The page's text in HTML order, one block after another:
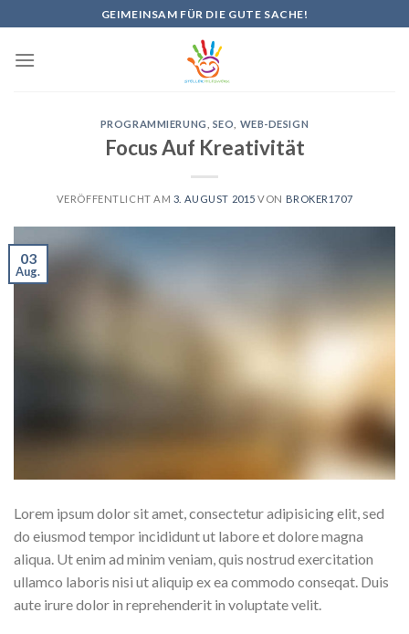
to
content
GEIMEINSAM FÜR DIE GUTE SACHE!
PROGRAMMIERUNG SEO WEB-DESIGN
Focus Auf Kreativität
VERÖFFENTLICHT AM 3. AUGUST 2015 VON BROKER1707
03
Aug.
Lorem ipsum dolor sit amet, consectetur adipisicing elit, sed
do eiusmod tempor incididunt ut labore et dolore magna
aliqua. Ut enim ad minim veniam, quis nostrud exercitation
ullamco laboris nisi ut aliquip ex ea commodo conseqat. Duis
aute irure dolor in reprehenderit in voluptate velit.